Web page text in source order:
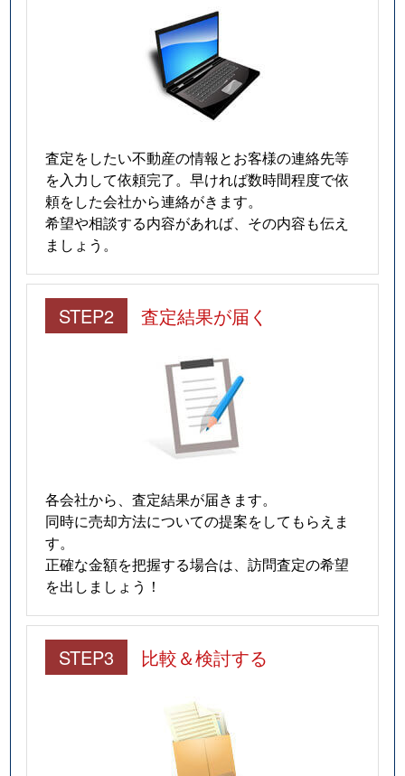
査定をしたい不動産の情報とお客様の連絡先等
を入力して依頼完了。早ければ数時間程度で依
頼をした会社から連絡がきます。
希望や相談する内容があれば、その内容も伝え
ましょう。
STEP2 査定結果が届く
各会社から、査定結果が届きます。
同時に売却方法についての提案をしてもらえま
す。
正確な金額を把握する場合は、訪問査定の希望
を出しましょう！
STEP3 比較＆検討する